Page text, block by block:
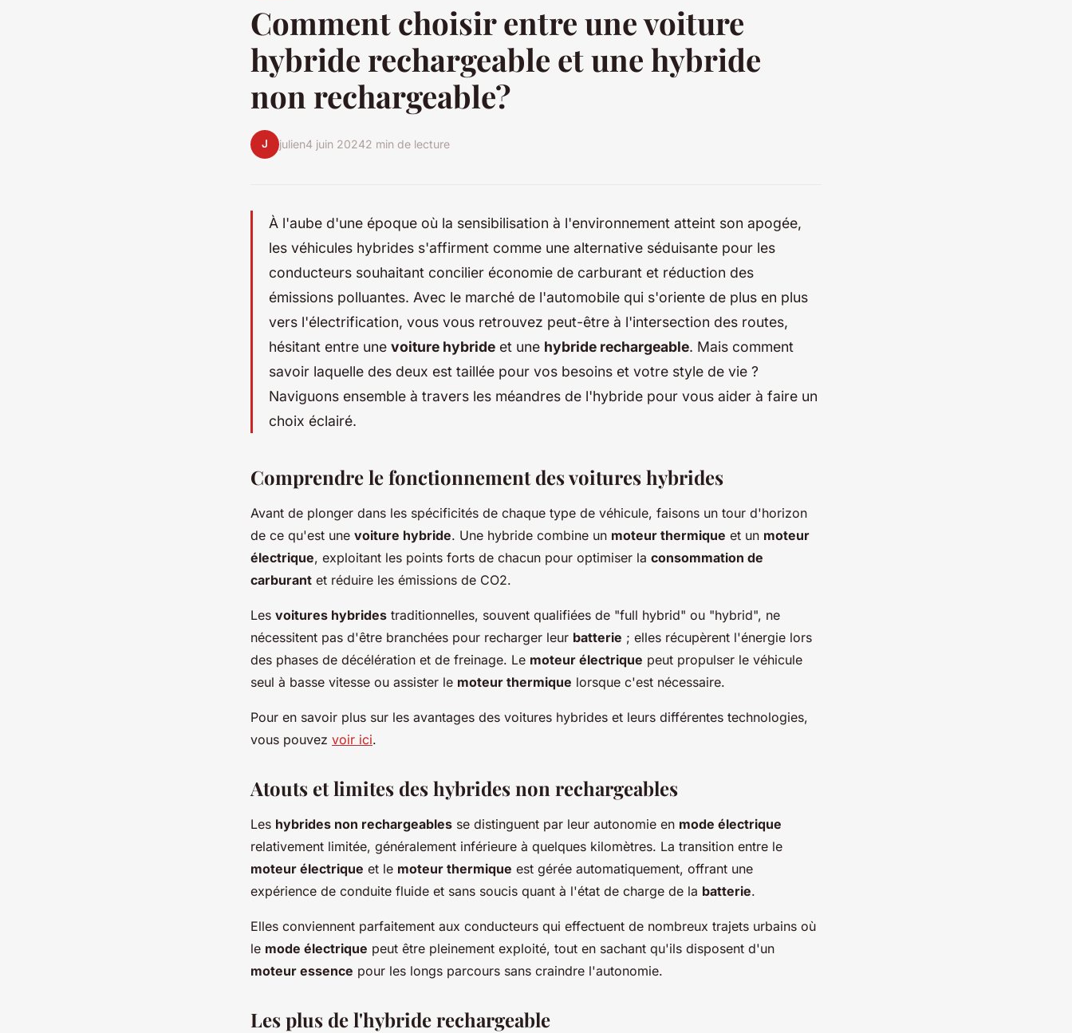
Comment choisir entre une voiture
hybride rechargeable et une hybride
non rechargeable?
J julien4 juin 20242 min de lecture
À l'aube d'une époque où la sensibilisation à l'environnement atteint son apogée,
les véhicules hybrides s'affirment comme une alternative séduisante pour les
conducteurs souhaitant concilier économie de carburant et réduction des
émissions polluantes. Avec le marché de l'automobile qui s'oriente de plus en plus
vers l'électrification, vous vous retrouvez peut-être à l'intersection des routes,
hésitant entre une voiture hybride et une hybride rechargeable. Mais comment
savoir laquelle des deux est taillée pour vos besoins et votre style de vie ?
Naviguons ensemble à travers les méandres de l'hybride pour vous aider à faire un
choix éclairé.
Comprendre le fonctionnement des voitures hybrides
Avant de plonger dans les spécificités de chaque type de véhicule, faisons un tour d'horizon
de ce qu'est une voiture hybride. Une hybride combine un moteur thermique et un moteur
électrique, exploitant les points forts de chacun pour optimiser la consommation de
carburant et réduire les émissions de CO2.
Les voitures hybrides traditionnelles, souvent qualifiées de "full hybrid" ou "hybrid", ne
nécessitent pas d'être branchées pour recharger leur batterie ; elles récupèrent l'énergie lors
des phases de décélération et de freinage. Le moteur électrique peut propulser le véhicule
seul à basse vitesse ou assister le moteur thermique lorsque c'est nécessaire.
Pour en savoir plus sur les avantages des voitures hybrides et leurs différentes technologies,
vous pouvez voir ici.
Atouts et limites des hybrides non rechargeables
Les hybrides non rechargeables se distinguent par leur autonomie en mode électrique
relativement limitée, généralement inférieure à quelques kilomètres. La transition entre le
moteur électrique et le moteur thermique est gérée automatiquement, offrant une
expérience de conduite fluide et sans soucis quant à l'état de charge de la batterie.
Elles conviennent parfaitement aux conducteurs qui effectuent de nombreux trajets urbains où
le mode électrique peut être pleinement exploité, tout en sachant qu'ils disposent d'un
moteur essence pour les longs parcours sans craindre l'autonomie.
Les plus de l'hybride rechargeable